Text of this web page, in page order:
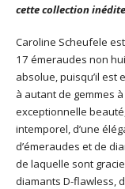
cette collection
Caroline Scheufele
17 émeraudes non
absolue, puisqu’il
à autant de gemmes
exceptionnelle
intemporel, d’une
d’émeraudes et de
de laquelle sont
diamants D-flawless,